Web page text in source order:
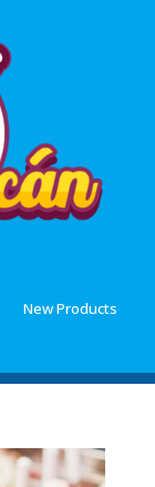
New Products